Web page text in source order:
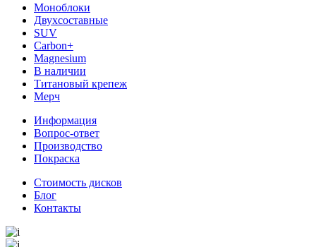
Моноблоки
Двухсоставные
SUV
Carbon+
Magnesium
В наличии
Титановый крепеж
Мерч
Информация
Вопрос-ответ
Производство
Покраска
Стоимость дисков
Блог
Контакты